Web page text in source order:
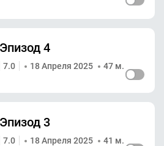
Эпизод 4
7.0 18 Апреля 2025 47 м.
Эпизод 3
7.0 18 Апреля 2025 41 м.